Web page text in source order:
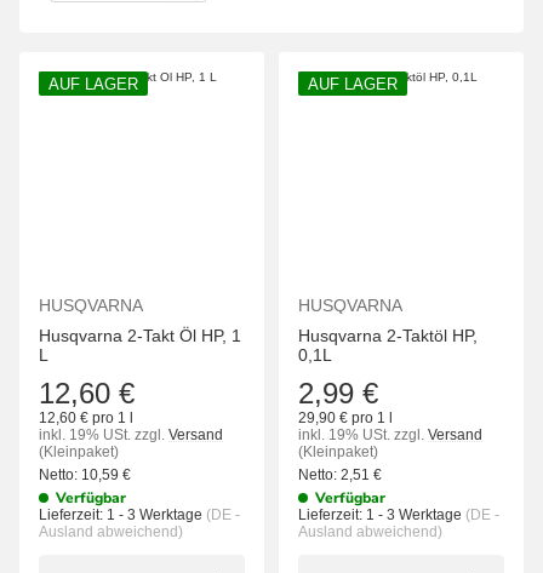
AUF LAGER
HUSQVARNA
Husqvarna 2-Takt Öl HP, 1
L
12,60 €
12,60 € pro 1 l
inkl. 19% USt. zzgl. Versand
(Kleinpaket)
Netto: 10,59 €
Verfügbar
Lieferzeit: 1 - 3 Werktage (DE -
Ausland abweichend)
AUF LAGER
HUSQVARNA
Husqvarna 2-Taktöl HP,
0,1L
2,99 €
29,90 € pro 1 l
inkl. 19% USt. zzgl. Versand
(Kleinpaket)
Netto: 2,51 €
Verfügbar
Lieferzeit: 1 - 3 Werktage (DE -
Ausland abweichend)